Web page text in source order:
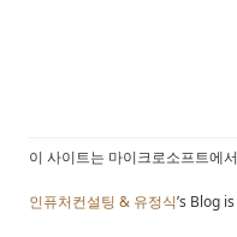
이 사이트는 마이크로소프트에
인퓨처컨설팅 & 유정식’s Blog